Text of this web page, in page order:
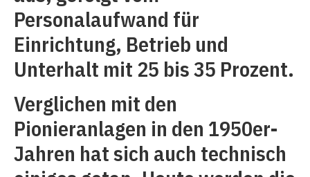
Personalaufwand für
Einrichtung, Betrieb und
Unterhalt mit 25 bis 35 Prozent.
Verglichen mit den
Pionieranlagen in den 1950er-
Jahren hat sich auch technisch